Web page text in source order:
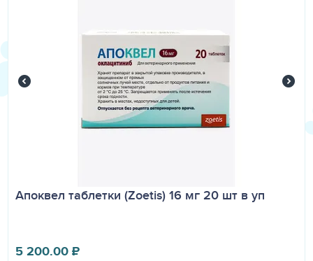
Апоквел таблетки (Zoetis) 16 мг 20 шт в уп
5 200.00₽